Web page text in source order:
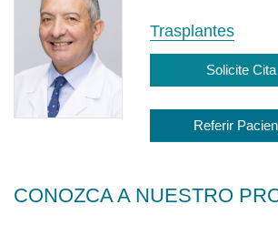
Trasplantes
Solicite Cita
Referir
CONOZCA A NUESTRO